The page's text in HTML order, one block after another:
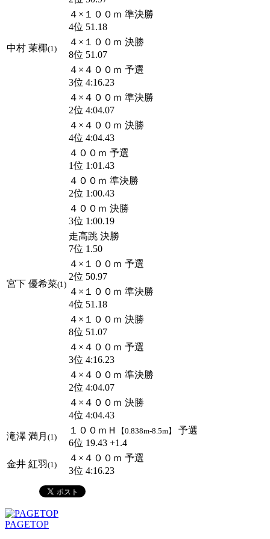
中村 茉椰(1)
４×１００ｍ 準決勝
4位 51.18
４×１００ｍ 決勝
8位 51.07
４×４００ｍ 予選
3位 4:16.23
４×４００ｍ 準決勝
2位 4:04.07
４×４００ｍ 決勝
4位 4:04.43
宮下 優希菜(1)
４００ｍ 予選
1位 1:01.43
４００ｍ 準決勝
2位 1:00.43
４００ｍ 決勝
3位 1:00.19
走高跳 決勝
7位 1.50
４×１００ｍ 予選
2位 50.97
４×１００ｍ 準決勝
4位 51.18
４×１００ｍ 決勝
8位 51.07
４×４００ｍ 予選
3位 4:16.23
４×４００ｍ 準決勝
2位 4:04.07
４×４００ｍ 決勝
4位 4:04.43
滝澤 満月 (1)
１００ｍＨ 【0.838m-8.5m】
予選
6位 19.43 +1.4
金井 紅羽 (1)
４×４００ｍ 予選
3位 4:16.23
PAGETOP